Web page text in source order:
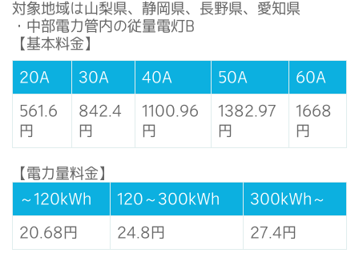
対象地域は山梨県、静岡県、長野県、愛知県
・中部電力管内の従量電灯B
【基本料金】
20A 30A 40A 50A 60A
561.6
円
842.4
円
1100.96
円
1382.97
円
1668
円
【電力量料金】
～120kWh
120～300kWh 300kWh～
20.68円 24.8円 27.4円